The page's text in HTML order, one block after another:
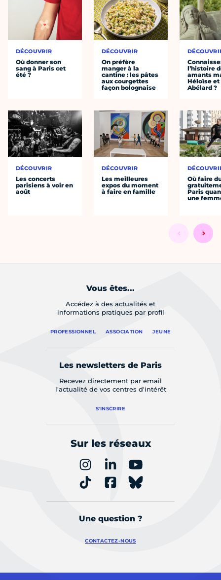
DÉCOUVRIR
Où donner son
sang à Paris cet
été ?
DÉCOUVRIR
Les concerts
parisiens à voir en
août
DÉCOUVRIR
On préfère
manger à la
cantine : les pâtes
aux courgettes
façon bolognaise
DÉCOUVRIR
Les meilleures
expos du moment
à faire en famille
l’histoire
amants
Héloïse et
Abélard ?
Où faire
Paris
une
Vous êtes...
Accédez à des actualités et
informations pratiques par profil
PROFESSIONNEL ASSOCIATION JEUNE
Les newsletters de Paris
Recevez directement par email
l'actualité de vos centres d'intérêt
S'INSCRIRE
Sur les réseaux
Une question ?
CONTACTEZ-NOUS